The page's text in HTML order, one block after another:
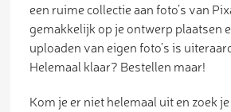
een ruime collectie aan foto’s van
gemakkelijk op je ontwerp plaatsen
uploaden van eigen foto’s is
Helemaal klaar? Bestellen maar!
Kom je er niet helemaal uit en zoek